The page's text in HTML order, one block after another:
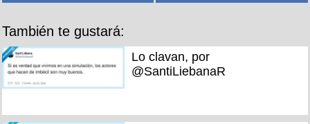
También te gustará:
Lo clavan, por
@SantiLiebanaR